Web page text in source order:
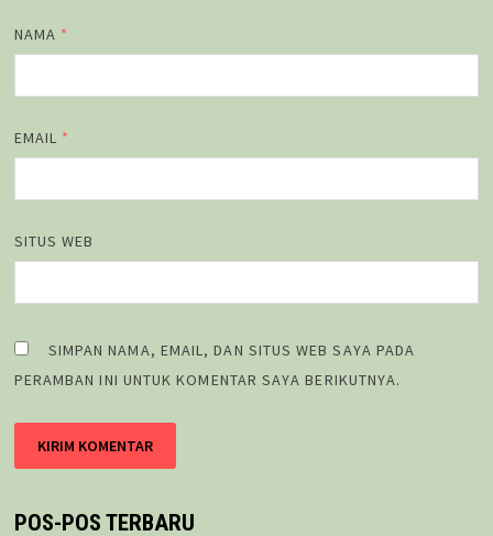
NAMA *
EMAIL *
SITUS WEB
SIMPAN NAMA, EMAIL, DAN SITUS WEB SAYA PADA
PERAMBAN INI UNTUK KOMENTAR SAYA BERIKUTNYA.
POS-POS TERBARU